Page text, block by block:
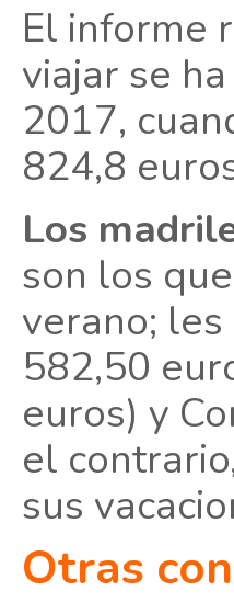
El informe
viajar se
2017,
824,8
Los
son los
verano;
582,50
euros) y
el
sus
Otras